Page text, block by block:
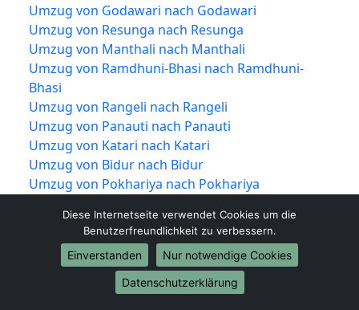
Umzug von Godawari nach Godawari
Umzug von Resunga nach Resunga
Umzug von Manthali nach Manthali
Umzug von Ramdhuni-Bhasi nach Ramdhuni-
Bhasi
Umzug von Rangeli nach Rangeli
Umzug von Panauti nach Panauti
Umzug von Katari nach Katari
Umzug von Bidur nach Bidur
Umzug von Pokhariya nach Pokhariya
Umzug von Dipayal Silgadhi nach Dipayal
Silgadhi
Umzug von Sanoshri-Taratal nach Sanoshri-
Umzug von Bhrikuti nach Bhrikuti
Diese Internetseite verwendet Cookies um die
Benutzerfreundlichkeit zu verbessern.
Einverstanden
Nur notwendige Cookies
Datenschutzerklärung